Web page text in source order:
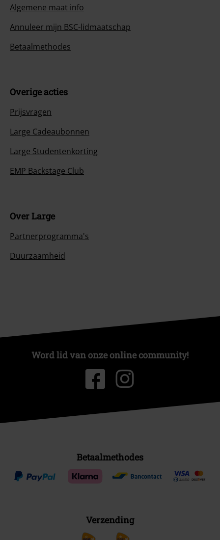
Algemene maat info
Annuleer mijn BSC-lidmaatschap
Betaalmethodes
Overige acties
Prijsvragen
Large Cadeaubonnen
Large Studentenkorting
EMP Backstage Club
Over Large
Partnerprogramma's
Duurzaamheid
Word lid van onze online community!
Betaalmethodes
Verzending